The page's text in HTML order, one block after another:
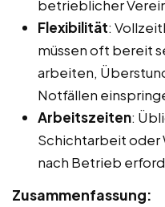
betrieblicher
Flexibilität:
müssen oft bereit
arbeiten,
Notfällen
Arbeitszeiten:
Schichtarbeit oder
nach Betrieb
Zusammenfassung: